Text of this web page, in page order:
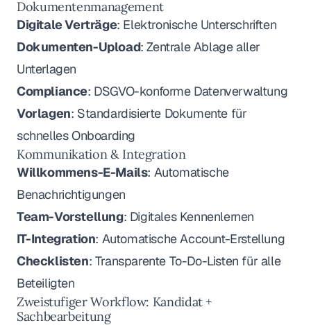
Dokumentenmanagement
Digitale Verträge: Elektronische Unterschriften
Dokumenten-Upload: Zentrale Ablage aller
Unterlagen
Compliance: DSGVO-konforme Datenverwaltung
Vorlagen: Standardisierte Dokumente für
schnelles Onboarding
Kommunikation & Integration
Willkommens-E-Mails: Automatische
Benachrichtigungen
Team-Vorstellung: Digitales Kennenlernen
IT-Integration: Automatische Account-Erstellung
Checklisten: Transparente To-Do-Listen für alle
Beteiligten
Zweistufiger Workflow: Kandidat +
Sachbearbeitung